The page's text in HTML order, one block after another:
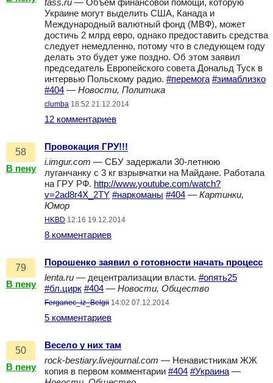
tass.ru — Объем финансовой помощи, которую
Украине могут выделить США, Канада и
Международный валютный фонд (МВФ), может
достичь 2 млрд евро, однако предоставить средства
следует немедленно, потому что в следующем году
делать это будет уже поздно. Об этом заявил
председатель Европейского совета Дональд Туск в
интервью Польскому радио. #перемога #зимаблизко
#404 — Новости, Политика
clumba 18:52 21.12.2014
12 комментариев
58
В пену
Провокация ГРУ!!!
i.imgur.com — СБУ задержали 30-летнюю
луганчанку с 3 кг взрывчатки на Майдане. Работала
на ГРУ РФ. http://www.youtube.com/watch?
v=2ad8r4X_2TY #наркоманы #404 — Картинки,
Юмор
HKBD 12:16 19.12.2014
8 комментариев
79
В пену
Порошенко заявил о готовности начать процесс
lenta.ru — децентрализации власти. #опять25
#бл.цирк #404 — Новости, Общество
Ferganec_iz_Belgii 14:02 07.12.2014
5 комментариев
50
В пену
Весело у них там
rock-bestiary.livejournal.com — Ненавистникам ЖЖ
копия в первом комментарии #404 #Украина —